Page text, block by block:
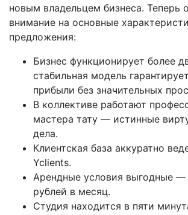
новым владельцем бизнеса. Теперь
внимание на основные
предложения:
Бизнес функционирует более
стабильная модель
прибыли без значительных
В коллективе работают
мастера тату — истинные
дела.
Клиентская база аккуратно
Yclients.
Арендные условия выгодные —
рублей в месяц.
Студия находится в пяти